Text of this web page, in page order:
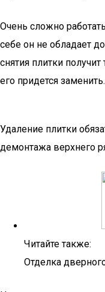
Очень сложно
себе он не обладает
снятия плитки
его придется заменить.
Удаление плитки
демонтажа верхнего
Читайте также:
Отделка